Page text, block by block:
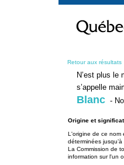
contenu
Retour aux résultats
N’est plus le
s’appelle
Blanc -
Origine et
L'origine de ce nom
déterminées jusqu’à
La Commission de
information sur l'un